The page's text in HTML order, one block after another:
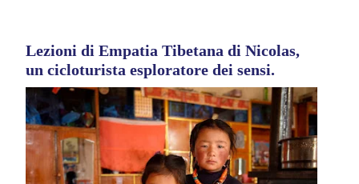
Lezioni di Empatia Tibetana di Nicolas,
un cicloturista esploratore dei sensi.